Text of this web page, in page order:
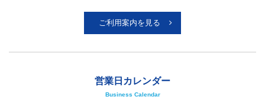
ご利用案内を見る
営業日カレンダー
Business Calendar